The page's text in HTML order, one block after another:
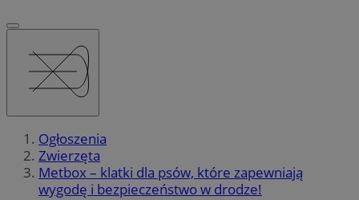
Ogłoszenia
Zwierzęta
Metbox – klatki dla psów, które zapewniają
wygodę i bezpieczeństwo w drodze!